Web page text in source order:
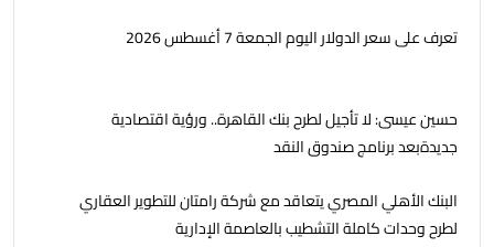
تعرف على سعر الدولار اليوم الجمعة 7 أغسطس 2026
حسين عيسى: لا تأجيل لطرح بنك القاهرة.. ورؤية اقتصادية
جديدةبعد برنامج صندوق النقد
البنك الأهلي المصري يتعاقد مع شركة رامتان للتطوير العقاري
لطرح وحدات كاملة التشطيب بالعاصمة الإدارية